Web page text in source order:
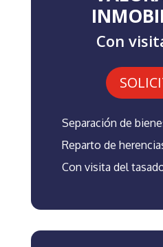
Con
Separación de
Reparto de
Con visita del